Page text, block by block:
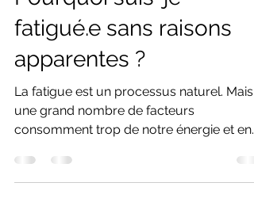
Pourquoi suis-je
fatigué.e sans raisons
apparentes ?
La fatigue est un processus naturel. Mais
consomment trop de notre énergie et en
créent une pénurie.